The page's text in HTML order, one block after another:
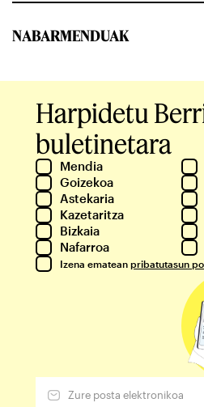
NABARMENDUAK
Harpidetu
buletinetara
Mendia
Goizekoa
Astekaria
Kazetaritza
Bizkaia
Nafarroa
Izena ematean pribatutasun